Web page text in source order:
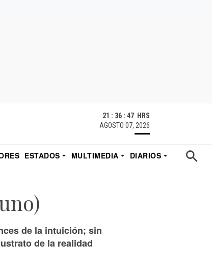
21 : 36 : 48 HRS
AGOSTO 07, 2026
ESTADOS MULTIMEDIA
DIARIOS
de la intuición; sin
de la realidad